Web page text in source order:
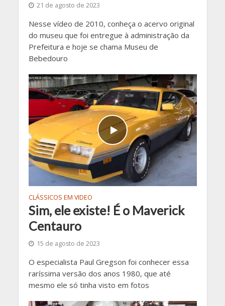
21 de agosto de 2023
Nesse vídeo de 2010, conheça o acervo original
do museu que foi entregue à administração da
Prefeitura e hoje se chama Museu de
Bebedouro
CLÁSSICOS EM VIDEO
Sim, ele existe! É o Maverick
Centauro
15 de agosto de 2023
O especialista Paul Gregson foi conhecer essa
raríssima versão dos anos 1980, que até
mesmo ele só tinha visto em fotos